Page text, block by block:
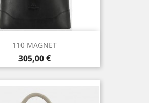
110 MAGNET
Prix
305,00 €